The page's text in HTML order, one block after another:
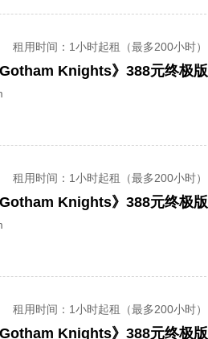
租用时间 ：1小时起租（最多200小时）
Knights》388元终极版
租用时间 ：1小时起租（最多200小时）
Knights》388元终极版
租用时间 ：1小时起租（最多200小时）
Knights》388元终极版